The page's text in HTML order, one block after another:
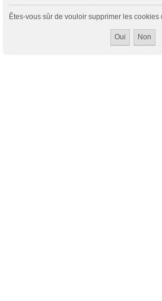
Êtes-vous sûr de vouloir supprimer les cookies